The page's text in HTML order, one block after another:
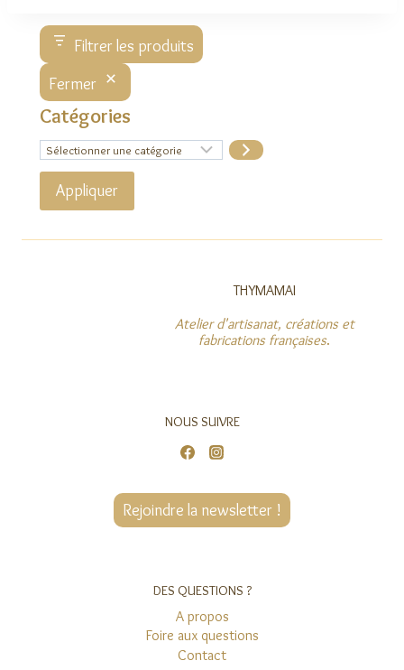
Filtrer les produits
Fermer
Catégories
Sélectionner
une
catégorie
Appliquer
THYMAMAI
Atelier d'artisanat, créations et
fabrications françaises.
NOUS SUIVRE
Rejoindre la newsletter !
DES QUESTIONS ?
A propos
Foire aux questions
Contact